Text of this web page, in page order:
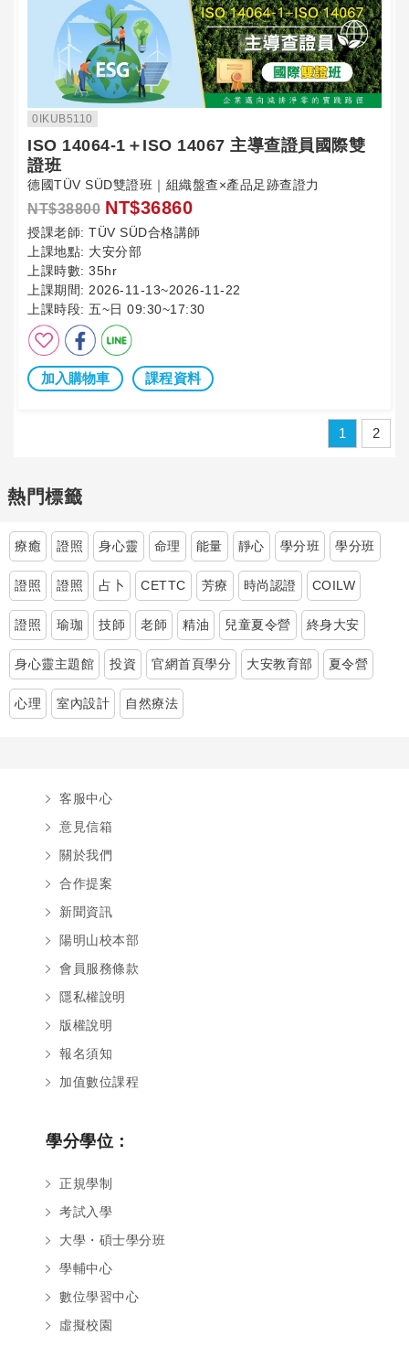
0IKUB5110
ISO 14064-1＋ISO 14067 主導查證員國際雙
證班
德國TÜV SÜD雙證班｜組織盤查×產品足跡查證力
NT$38800 NT$36860
授課老師: TÜV SÜD合格講師
上課地點: 大安分部
上課時數: 35hr
上課期間: 2026-11-13~2026-11-22
上課時段: 五~日 09:30~17:30
加入購物車 課程資料
1 2
熱門標籤
療癒 證照 身心靈 命理 能量 靜心 學分班 學分班
證照 證照 占卜 CETTC 芳療 時尚認證 COILW
證照 瑜珈 技師 老師 精油 兒童夏令營 終身大安
身心靈主題館 投資 官網首頁學分 大安教育部 夏令營
心理 室內設計 自然療法
客服中心
意見信箱
關於我們
合作提案
新聞資訊
陽明山校本部
會員服務條款
隱私權說明
版權說明
報名須知
加值數位課程
學分學位：
正規學制
考試入學
大學・碩士學分班
學輔中心
數位學習中心
虛擬校園